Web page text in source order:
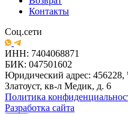
Контакты
Соц.сети
ИНН: 7404068871
БИК: 047501602
Юридический адрес: 456228,
Златоуст, кв-л Медик, д. 6
Политика
Разработка сайта